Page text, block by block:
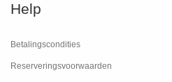
Help
Betalingscondities
Reserveringsvoorwaarden